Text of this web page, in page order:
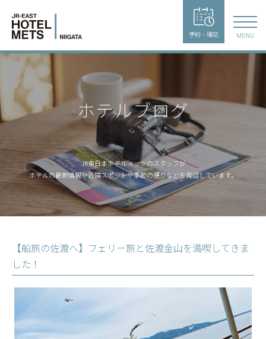
予約・確認 MENU
ホテルブログ
JR東日本ホテルメッツのスタッフが
ホテルの最新情報や近隣スポットや季節の便りなどを発信しています。
【船旅の佐渡へ】フェリー旅と佐渡金山を満喫してきま
した！